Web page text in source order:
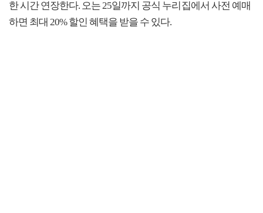
한 시간 연장한다. 오는 25일까지 공식 누리집에서 사전 예매
하면 최대 20% 할인 혜택을 받을 수 있다.